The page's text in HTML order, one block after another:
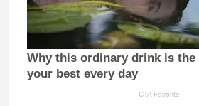
Why this ordinary drink is
your best every day
CTA Favorite